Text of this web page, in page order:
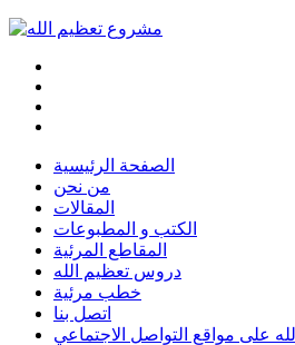
الصفحة الرئيسية
من نحن
المقالات
الكتب و المطبوعات
المقاطع المرئية
دروس تعظيم الله
خطب مرئية
اتصل بنا
على مواقع التواصل الاجتماعي